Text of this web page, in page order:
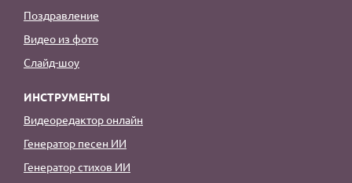
Поздравление
Видео из фото
Слайд-шоу
ИНСТРУМЕНТЫ
Видеоредактор онлайн
Генератор песен ИИ
Генератор стихов ИИ